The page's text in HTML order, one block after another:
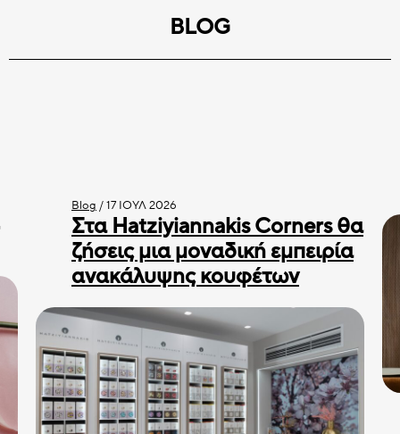
BLOG
Blog /17 ΙΟΎΛ 2026
Στα Hatziyiannakis Corners θα
ζήσεις μια μοναδική εμπειρία
ανακάλυψης κουφέτων